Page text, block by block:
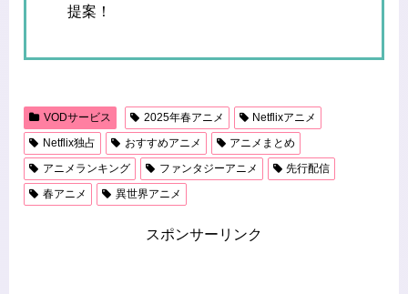
提案！
VODサービス 2025年春アニメ
Netflixアニメ
Netflix独占
おすすめアニメ
アニメまとめ
アニメランキング
ファンタジーアニメ
先行配信
春アニメ
異世界アニメ
スポンサーリンク